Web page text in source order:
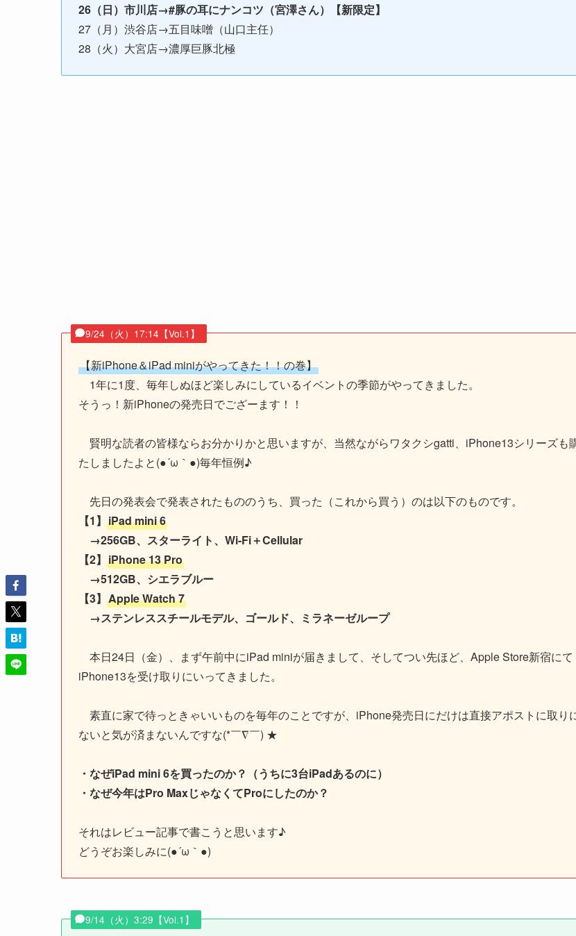
26（日）市川店→#豚の耳にナンコツ（宮澤さん）【新限定】
27（月）渋谷店→五目味噌（山口主任）
28（火）大宮店→濃厚巨豚北極
9/24（火）17:14【Vol.1】
【新iPhone＆iPad miniがやってきた！！の巻】
1年に1度、毎年しぬほど楽しみにしているイベントの季節がやってきました。
そうっ！新iPhoneの発売日でござーます！！
賢明な読者の皆様ならお分かりかと思いますが、当然ながらワタクシgatti、iPhone13シリーズも
たしましたよと(●´ω｀●)毎年恒例♪
先日の発表会で発表されたもののうち、買った（これから買う）のは以下のものです。
【1】 iPad mini 6
→256GB、スターライト、Wi-Fi＋Cellular
【2】 iPhone 13 Pro
→512GB、シエラブルー
【3】 Apple Watch 7
→ステンレススチールモデル、ゴールド、ミラネーゼループ
本日24日（金）、まず午前中にiPad miniが届きまして、そしてつい先ほど、Apple Store新宿にて
iPhone13を受け取りにいってきました。
素直に家で待っときゃいいものを毎年のことですが、iPhone発売日にだけは直接アポストに取り
ないと気が済まないんですな(*￣∇￣) ★
・なぜiPad mini 6を買ったのか？（うちに3台iPadあるのに）
・なぜ今年はPro MaxじゃなくてProにしたのか？
それはレビュー記事で書こうと思います♪
どうぞお楽しみに(●´ω｀●)
9/14（火）3:29【Vol.1】